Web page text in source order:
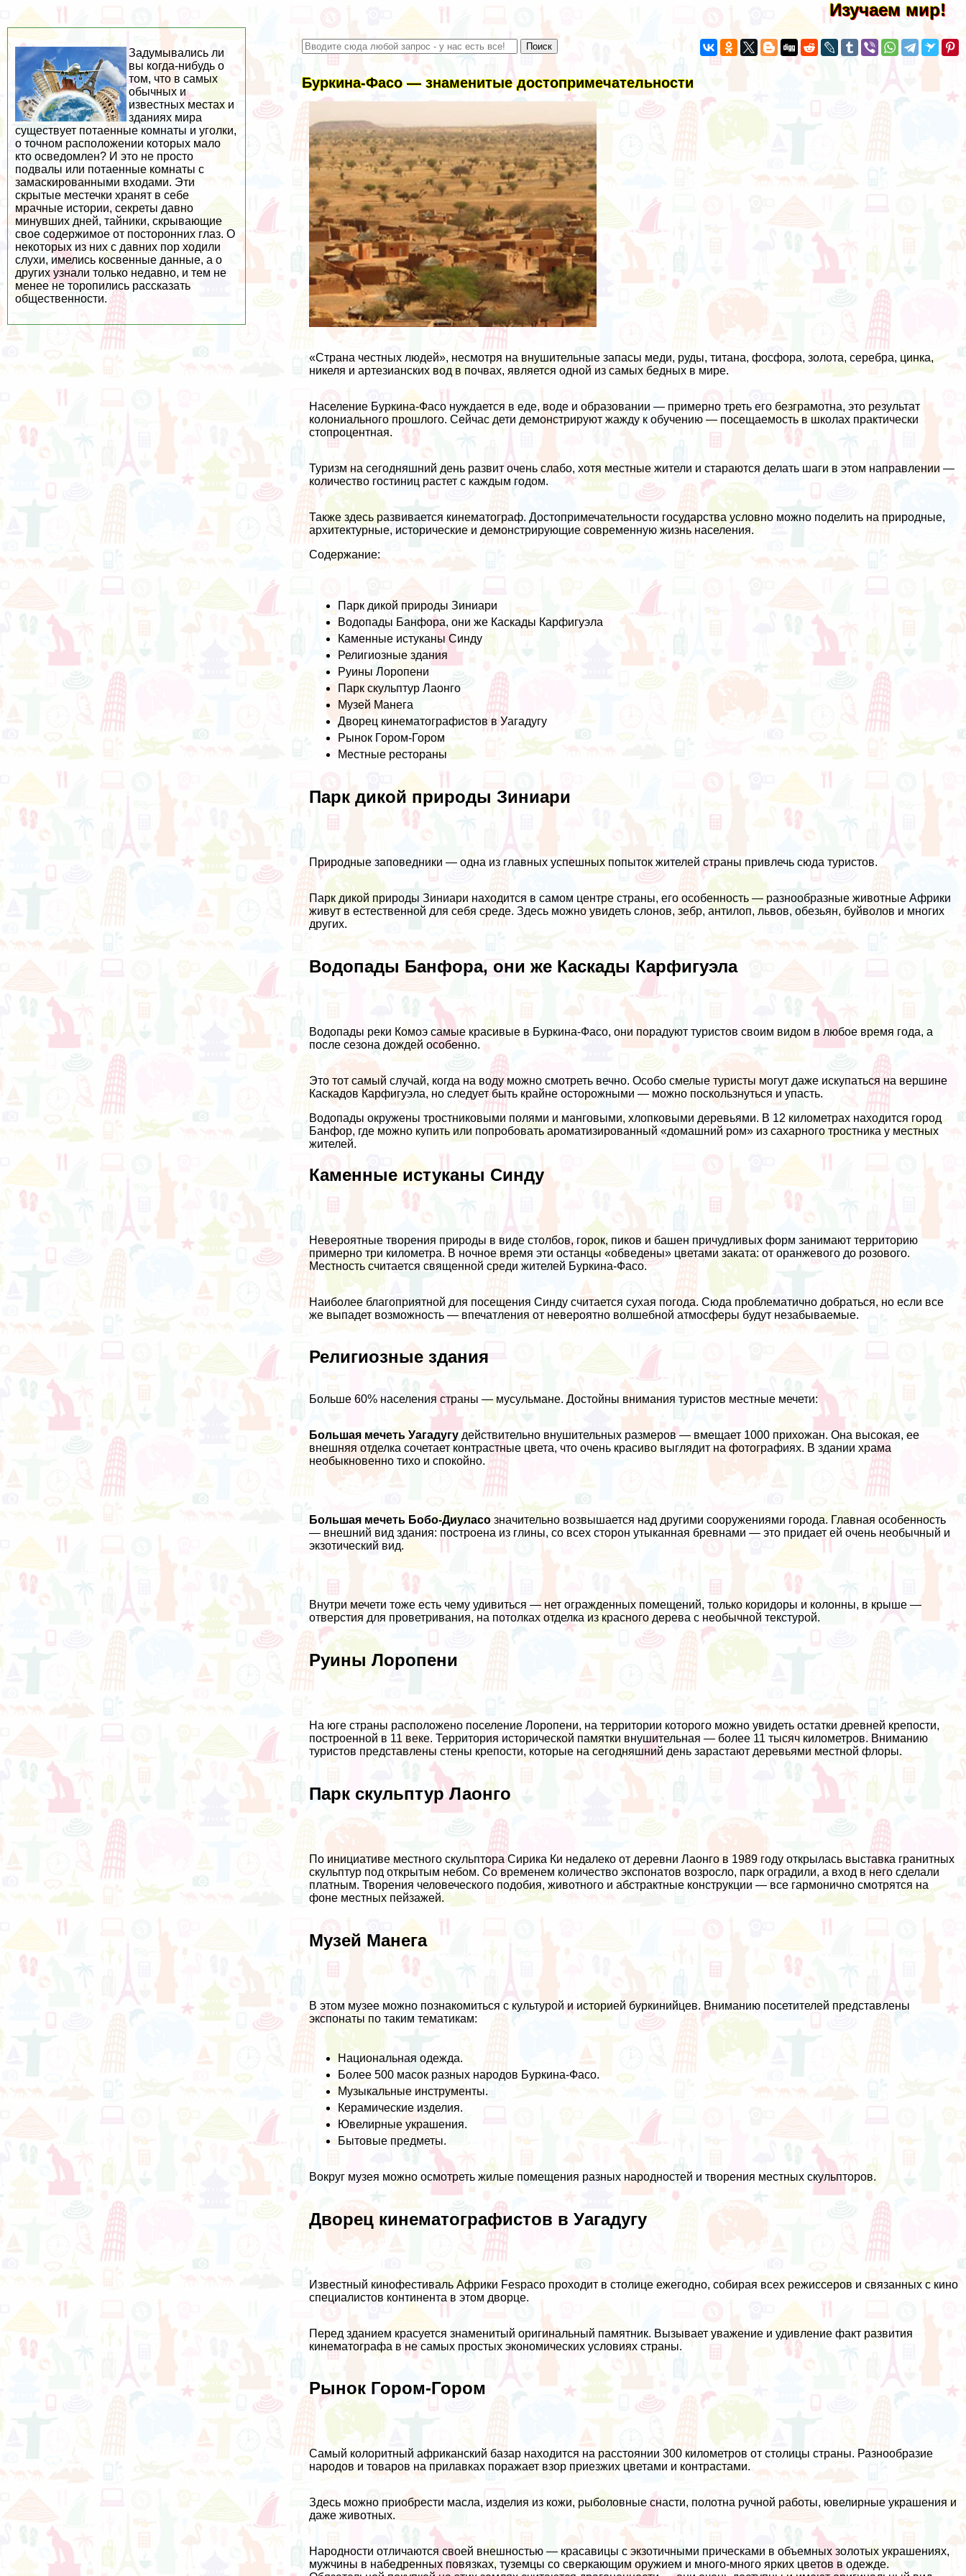
Изучаем мир!
Буркина-Фасо — знаменитые достопримечательности
«Страна честных людей», несмотря на внушительные запасы меди, руды, титана, фосфора, золота, серебра, цинка,
никеля и артезианских вод в почвах, является одной из самых бедных в мире.
Население Буркина-Фасо нуждается в еде, воде и образовании — примерно треть его безграмотна, это результат
колониального прошлого. Сейчас дети демонстрируют жажду к обучению — посещаемость в школах практически
стопроцентная.
Туризм на сегодняшний день развит очень слабо, хотя местные жители и стараются делать шаги в этом направлении —
количество гостиниц растет с каждым годом.
Также здесь развивается кинематограф. Достопримечательности государства условно можно поделить на природные,
архитектурные, исторические и демонстрирующие современную жизнь населения.
Содержание:
Парк дикой природы Зиниари
Водопады Банфора, они же Каскады Карфигуэла
Каменные истуканы Синду
Религиозные здания
Руины Лоропени
Парк скульптур Лаонго
Музей Манега
Дворец кинематографистов в Уагадугу
Рынок Гором-Гором
Местные рестораны
Парк дикой природы Зиниари
Природные заповедники — одна из главных успешных попыток жителей страны привлечь сюда туристов.
Парк дикой природы Зиниари находится в самом центре страны, его особенность — разнообразные животные Африки
живут в естественной для себя среде. Здесь можно увидеть слонов, зебр, антилоп, львов, обезьян, буйволов и многих
других.
Водопады Банфора, они же Каскады Карфигуэла
Водопады реки Комоэ самые красивые в Буркина-Фасо, они порадуют туристов своим видом в любое время года, а
после сезона дождей особенно.
Это тот самый случай, когда на воду можно смотреть вечно. Особо смелые туристы могут даже искупаться на вершине
Каскадов Карфигуэла, но следует быть крайне осторожными — можно поскользнуться и упасть.
Водопады окружены тростниковыми полями и манговыми, хлопковыми деревьями. В 12 километрах находится город
Банфор, где можно купить или попробовать ароматизированный «домашний ром» из сахарного тростника у местных
жителей.
Каменные истуканы Синду
Невероятные творения природы в виде столбов, горок, пиков и башен причудливых форм занимают территорию
примерно три километра. В ночное время эти останцы «обведены» цветами заката: от оранжевого до розового.
Местность считается священной среди жителей Буркина-Фасо.
Наиболее благоприятной для посещения Синду считается сухая погода. Сюда проблематично добраться, но если все
же выпадет возможность — впечатления от невероятно волшебной атмосферы будут незабываемые.
Религиозные здания
Больше 60% населения страны — мусульмане. Достойны внимания туристов местные мечети:
Большая мечеть Уагадугу действительно внушительных размеров — вмещает 1000 прихожан. Она высокая, ее
внешняя отделка сочетает контрастные цвета, что очень красиво выглядит на фотографиях. В здании храма
необыкновенно тихо и спокойно.
Большая мечеть Бобо-Диуласо значительно возвышается над другими сооружениями города. Главная особенность
— внешний вид здания: построена из глины, со всех сторон утыканная бревнами — это придает ей очень необычный и
экзотический вид.
Внутри мечети тоже есть чему удивиться — нет огражденных помещений, только коридоры и колонны, в крыше —
отверстия для проветривания, на потолках отделка из красного дерева с необычной текстурой.
Руины Лоропени
На юге страны расположено поселение Лоропени, на территории которого можно увидеть остатки древней крепости,
построенной в 11 веке. Территория исторической памятки внушительная — более 11 тысяч километров. Вниманию
туристов представлены стены крепости, которые на сегодняшний день зарастают деревьями местной флоры.
Парк скульптур Лаонго
По инициативе местного скульптора Сирика Ки недалеко от деревни Лаонго в 1989 году открылась выставка гранитных
скульптур под открытым небом. Со временем количество экспонатов возросло, парк оградили, а вход в него сделали
платным. Творения человеческого подобия, животного и абстрактные конструкции — все гармонично смотрятся на
фоне местных пейзажей.
Музей Манега
В этом музее можно познакомиться с культурой и историей буркинийцев. Вниманию посетителей представлены
экспонаты по таким тематикам:
Национальная одежда.
Более 500 масок разных народов Буркина-Фасо.
Музыкальные инструменты.
Керамические изделия.
Ювелирные украшения.
Бытовые предметы.
Вокруг музея можно осмотреть жилые помещения разных народностей и творения местных скульпторов.
Дворец кинематографистов в Уагадугу
Известный кинофестиваль Африки Fespaco проходит в столице ежегодно, собирая всех режиссеров и связанных с кино
специалистов континента в этом дворце.
Перед зданием красуется знаменитый оригинальный памятник. Вызывает уважение и удивление факт развития
кинематографа в не самых простых экономических условиях страны.
Рынок Гором-Гором
Самый колоритный африканский базар находится на расстоянии 300 километров от столицы страны. Разнообразие
народов и товаров на прилавках поражает взор приезжих цветами и контрастами.
Здесь можно приобрести масла, изделия из кожи, рыболовные снасти, полотна ручной работы, ювелирные украшения и
даже животных.
Народности отличаются своей внешностью — красавицы с экзотичными прическами в объемных золотых украшениях,
мужчины в набедренных повязках, туземцы со сверкающим оружием и много-много ярких цветов в одежде.
Задумывались ли
вы когда-нибудь о
том, что в самых
обычных и
известных местах и
зданиях мира
существует потаенные комнаты и уголки,
о точном расположении которых мало
кто осведомлен? И это не просто
подвалы или потаенные комнаты с
замаскированными входами. Эти
скрытые местечки хранят в себе
мрачные истории, секреты давно
минувших дней, тайники, скрывающие
свое содержимое от посторонних глаз. О
некоторых из них с давних пор ходили
слухи, имелись косвенные данные, а о
других узнали только недавно, и тем не
менее не торопились рассказать
общественности.